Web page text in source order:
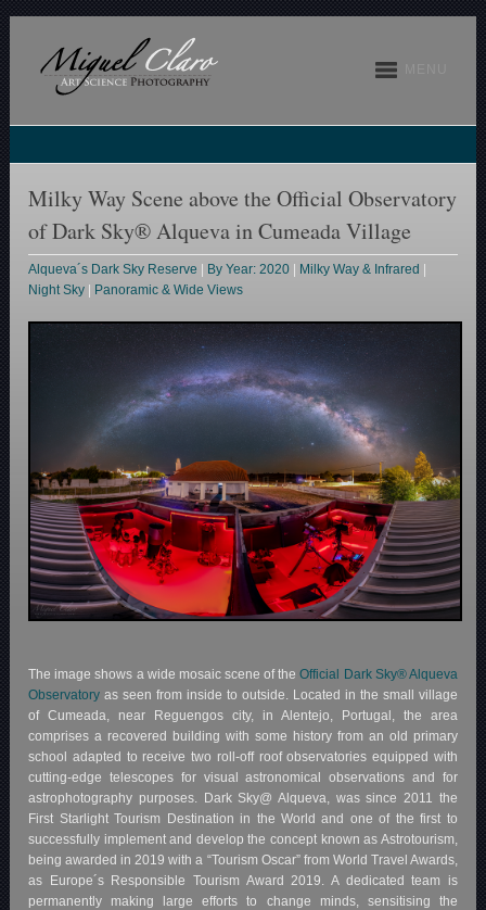
Milky Way Scene above the Official Observatory
of Dark Sky® Alqueva in Cumeada Village
Alqueva´s Dark Sky Reserve By Year: 2020 Milky Way & Infrared
Night Sky
Panoramic & Wide Views
The image shows a wide mosaic scene of theOfficial Dark Sky® Alqueva
Observatory as seen from inside to outside. Located in the small village
of Cumeada, near Reguengos city, in Alentejo, Portugal, the area
comprises a recovered building with some history from an old primary
school adapted to receive two roll-off roof observatories equipped with
cutting-edge telescopes for visual astronomical observations and for
astrophotography purposes. Dark Sky@ Alqueva, was since 2011 the
First Starlight Tourism Destination in the World and one of the first to
successfully implement and develop the concept known as Astrotourism,
being awarded in 2019 with a “Tourism Oscar” from World Travel Awards,
as Europe´s Responsible Tourism Award 2019. A dedicated team is
permanently making large efforts to change minds, sensitising the